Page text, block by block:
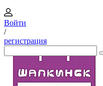
Войти
/
регистрация